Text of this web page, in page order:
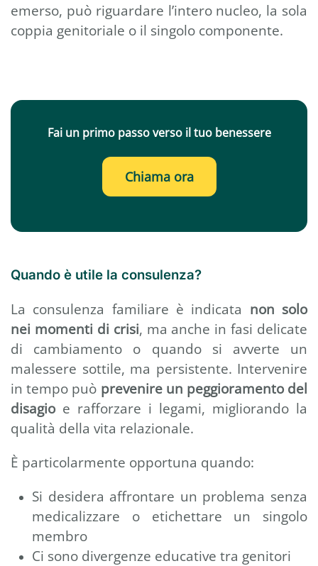
emerso, può riguardare l’intero nucleo, la sola
coppia genitoriale o il singolo componente.
Fai un primo passo verso il tuo benessere
Chiama ora
Quando è utile la consulenza?
La consulenza familiare è indicata non solo
nei momenti di crisi, ma anche in fasi delicate
di cambiamento o quando si avverte un
malessere sottile, ma persistente. Intervenire
in tempo può prevenire un peggioramento del
disagio e rafforzare i legami, migliorando la
qualità della vita relazionale.
È particolarmente opportuna quando:
Si desidera affrontare un problema senza
medicalizzare o etichettare un singolo
membro
Ci sono divergenze educative tra genitori